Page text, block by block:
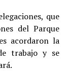
que
del Parque
acordaron la
trabajo y se